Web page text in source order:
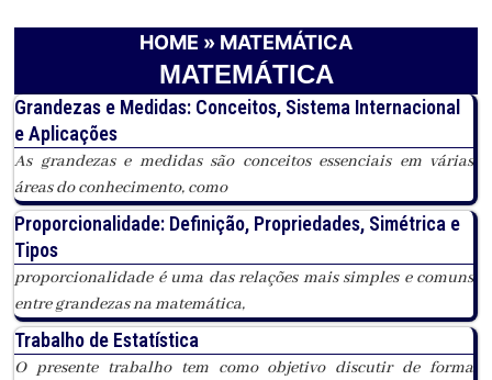
HOME » MATEMÁTICA
MATEMÁTICA
Grandezas e Medidas: Conceitos, Sistema Internacional
e Aplicações
As grandezas e medidas são conceitos essenciais em várias
áreas do conhecimento, como
Proporcionalidade: Definição, Propriedades, Simétrica e
Tipos
proporcionalidade é uma das relações mais simples e comuns
entre grandezas na matemática,
Trabalho de Estatística
O presente trabalho tem como objetivo discutir de forma